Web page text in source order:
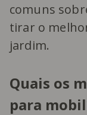
comuns
tirar o
jardim.
Quais os
para